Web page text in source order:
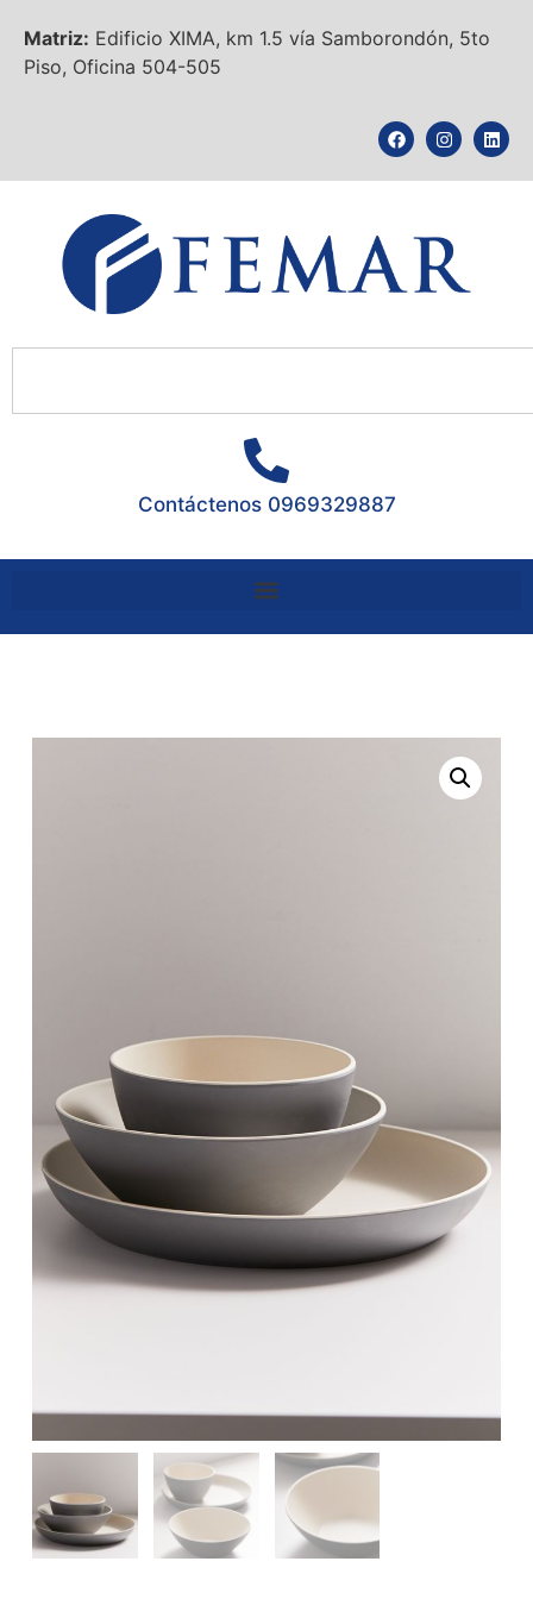
Matriz: Edificio XIMA, km 1.5 vía Samborondón, 5to
Piso, Oficina 504-505
Contáctenos 0969329887